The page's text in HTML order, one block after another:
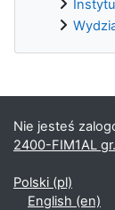
Bloki
Nie jesteś
2400-FIM1AL
Polski ‎(pl)‎
English ‎(en)‎